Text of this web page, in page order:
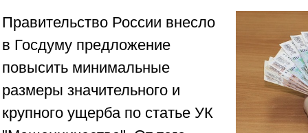
Правительство России внесло
в Госдуму предложение
повысить минимальные
размеры значительного и
крупного ущерба по статье УК